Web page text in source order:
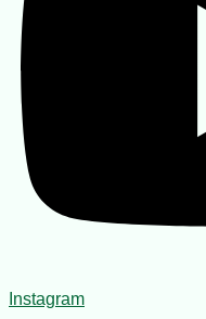
Instagram